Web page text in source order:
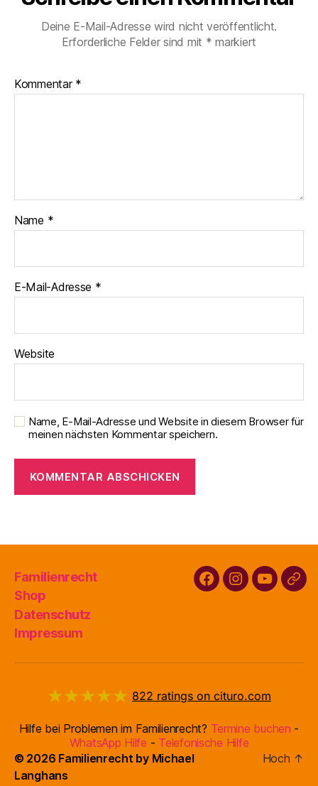
Deine E-Mail-Adresse wird nicht veröffentlicht.
Erforderliche Felder sind mit * markiert
Kommentar *
Name *
E-Mail-Adresse *
Website
Name, E-Mail-Adresse und Website in diesem Browser für
meinen nächsten Kommentar speichern.
Familienrecht
Shop
Datenschutz
Impressum
FacebookInstagram
Youtube
Erzengelhas
★★★★★ 822 ratings on cituro.com
Hilfe bei Problemen im Familienrecht? Termine buchen -
WhatsApp Hilfe - Telefonische Hilfe
© 2026 Familienrecht by Michael
Langhans
Hoch ↑